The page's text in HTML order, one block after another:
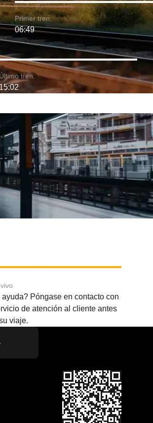
Primer tren:
06:49
Último tren:
15:02
Póngase en contacto con
de atención al cliente antes
viaje.